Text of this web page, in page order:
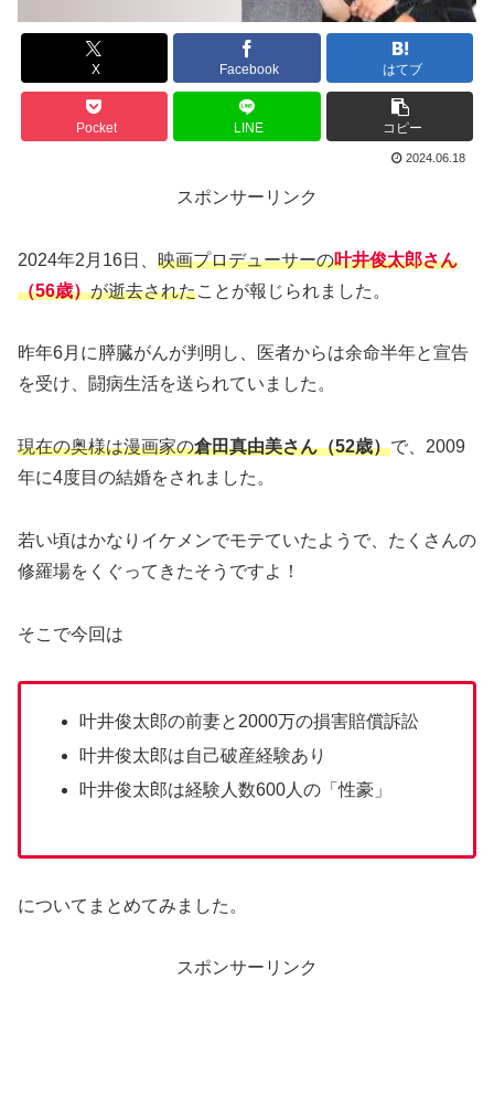
X Facebook はてブ
Pocket LINE コピー
2024.06.18
スポンサーリンク
2024年2月16日、 映画プロデューサーの叶井俊太郎さん
（56歳）が逝去されたことが報じられました。
昨年6月に膵臓がんが判明し、医者からは余命半年と宣告
を受け、闘病生活を送られていました。
現在の奥様は漫画家の倉田真由美さん（52歳）で、2009
年に4度目の結婚をされました。
若い頃はかなりイケメンでモテていたようで、たくさんの
修羅場をくぐってきたそうですよ！
そこで今回は
叶井俊太郎の前妻と2000万の損害賠償訴訟
叶井俊太郎は自己破産経験あり
叶井俊太郎は経験人数600人の「性豪」
についてまとめてみました。
スポンサーリンク